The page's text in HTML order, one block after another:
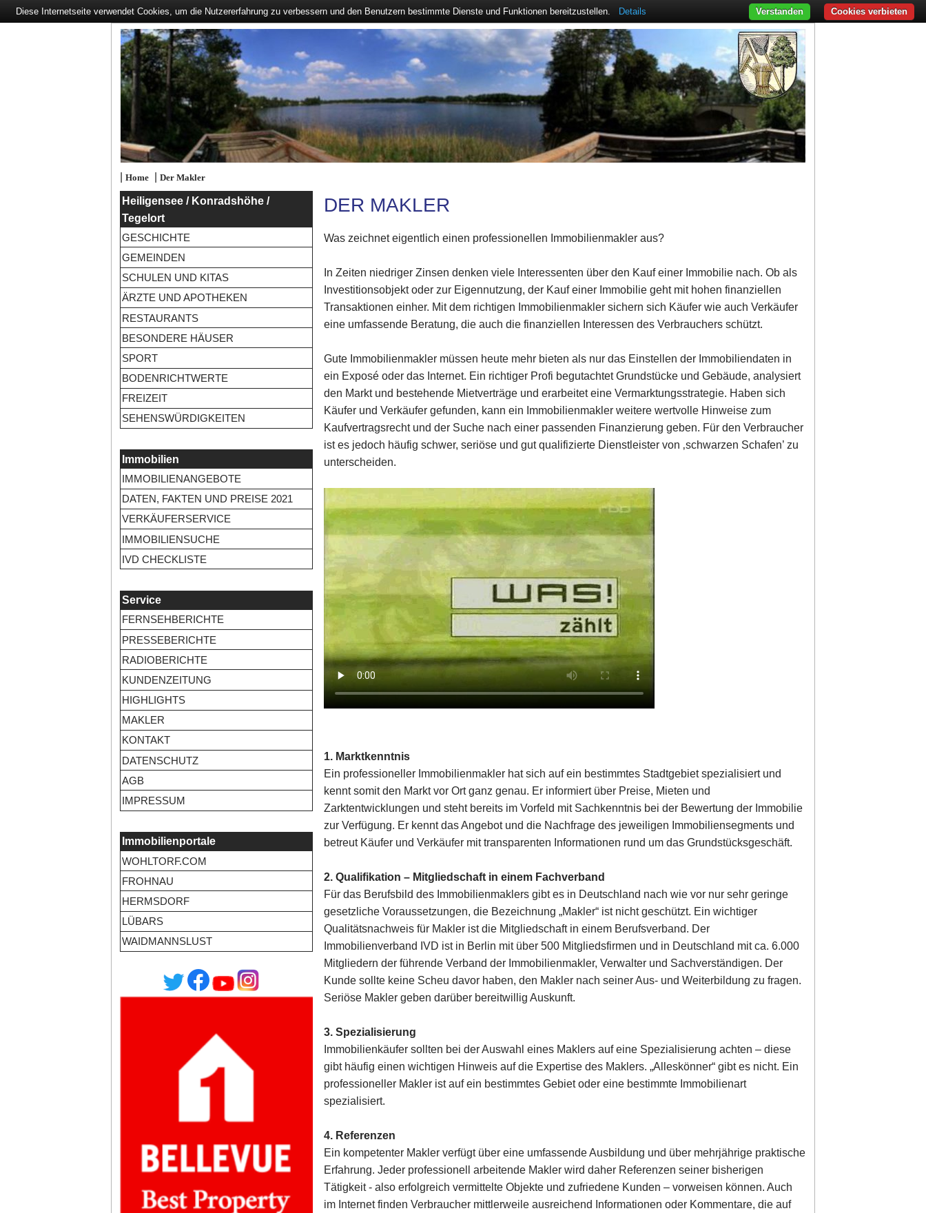
| Home| Der Makler
Heiligensee / Konradshöhe /
Tegelort
GESCHICHTE
GEMEINDEN
SCHULEN UND KITAS
ÄRZTE UND APOTHEKEN
RESTAURANTS
BESONDERE HÄUSER
SPORT
BODENRICHTWERTE
FREIZEIT
SEHENSWÜRDIGKEITEN
Immobilien
IMMOBILIENANGEBOTE
DATEN, FAKTEN UND PREISE 2021
VERKÄUFERSERVICE
IMMOBILIENSUCHE
IVD CHECKLISTE
Service
FERNSEHBERICHTE
PRESSEBERICHTE
RADIOBERICHTE
KUNDENZEITUNG
HIGHLIGHTS
MAKLER
KONTAKT
DATENSCHUTZ
AGB
IMPRESSUM
Immobilienportale
WOHLTORF.COM
FROHNAU
HERMSDORF
LÜBARS
WAIDMANNSLUST
DER MAKLER
Was zeichnet eigentlich einen professionellen Immobilienmakler aus?
In Zeiten niedriger Zinsen denken viele Interessenten über den Kauf einer Immobilie nach. Ob als
Investitionsobjekt oder zur Eigennutzung, der Kauf einer Immobilie geht mit hohen finanziellen
Transaktionen einher. Mit dem richtigen Immobilienmakler sichern sich Käufer wie auch Verkäufer
eine umfassende Beratung, die auch die finanziellen Interessen des Verbrauchers schützt.
Gute Immobilienmakler müssen heute mehr bieten als nur das Einstellen der Immobiliendaten in
ein Exposé oder das Internet. Ein richtiger Profi begutachtet Grundstücke und Gebäude, analysiert
den Markt und bestehende Mietverträge und erarbeitet eine Vermarktungsstrategie. Haben sich
Käufer und Verkäufer gefunden, kann ein Immobilienmakler weitere wertvolle Hinweise zum
Kaufvertragsrecht und der Suche nach einer passenden Finanzierung geben. Für den Verbraucher
ist es jedoch häufig schwer, seriöse und gut qualifizierte Dienstleister von ‚schwarzen Schafen’ zu
unterscheiden.
1. Marktkenntnis
Ein professioneller Immobilienmakler hat sich auf ein bestimmtes Stadtgebiet spezialisiert und
kennt somit den Markt vor Ort ganz genau. Er informiert über Preise, Mieten und
Zarktentwicklungen und steht bereits im Vorfeld mit Sachkenntnis bei der Bewertung der Immobilie
zur Verfügung. Er kennt das Angebot und die Nachfrage des jeweiligen Immobiliensegments und
betreut Käufer und Verkäufer mit transparenten Informationen rund um das Grundstücksgeschäft.
2. Qualifikation – Mitgliedschaft in einem Fachverband
Für das Berufsbild des Immobilienmaklers gibt es in Deutschland nach wie vor nur sehr geringe
gesetzliche Voraussetzungen, die Bezeichnung „Makler“ ist nicht geschützt. Ein wichtiger
Qualitätsnachweis für Makler ist die Mitgliedschaft in einem Berufsverband. Der
Immobilienverband IVD ist in Berlin mit über 500 Mitgliedsfirmen und in Deutschland mit ca. 6.000
Mitgliedern der führende Verband der Immobilienmakler, Verwalter und Sachverständigen. Der
Kunde sollte keine Scheu davor haben, den Makler nach seiner Aus- und Weiterbildung zu fragen.
Seriöse Makler geben darüber bereitwillig Auskunft.
3. Spezialisierung
Immobilienkäufer sollten bei der Auswahl eines Maklers auf eine Spezialisierung achten – diese
gibt häufig einen wichtigen Hinweis auf die Expertise des Maklers. „Alleskönner“ gibt es nicht. Ein
professioneller Makler ist auf ein bestimmtes Gebiet oder eine bestimmte Immobilienart
spezialisiert.
4. Referenzen
Ein kompetenter Makler verfügt über eine umfassende Ausbildung und über mehrjährige praktische
Erfahrung. Jeder professionell arbeitende Makler wird daher Referenzen seiner bisherigen
Tätigkeit - also erfolgreich vermittelte Objekte und zufriedene Kunden – vorweisen können. Auch
im Internet finden Verbraucher mittlerweile ausreichend Informationen oder Kommentare, die auf
Diese Internetseite verwendet Cookies, um die Nutzererfahrung zu verbessern und den Benutzern bestimmte Dienste und Funktionen bereitzustellen. Details Cookies verbieten
Verstanden